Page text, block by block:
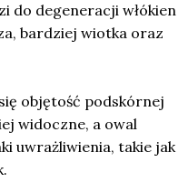
do degeneracji włókien
bardziej wiotka oraz
objętość podskórnej
widoczne, a owal
uwrażliwienia, takie jak